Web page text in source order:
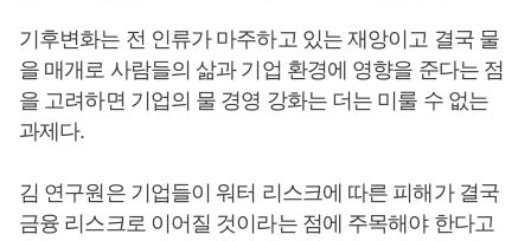
기후변화는 전 인류가 마주하고 있는 재앙이고 결국 물
을 매개로 사람들의 삶과 기업 환경에 영향을 준다는 점
을 고려하면 기업의 물 경영 강화는 더는 미룰 수 없는
과제다.
김 연구원은 기업들이 워터 리스크에 따른 피해가 결국
금융 리스크로 이어질 것이라는 점에 주목해야 한다고